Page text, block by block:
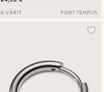
8 VÄRIT FORT TEMPUS